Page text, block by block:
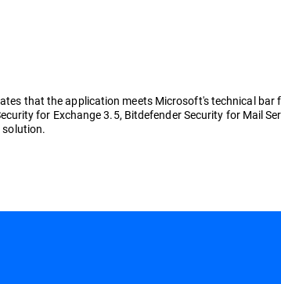
that the application meets Microsoft's technical
for Exchange 3.5, Bitdefender Security for Mail
solution.